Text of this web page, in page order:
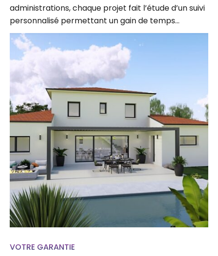
personnalisé permettant un gain de temps…
VOTRE GARANTIE